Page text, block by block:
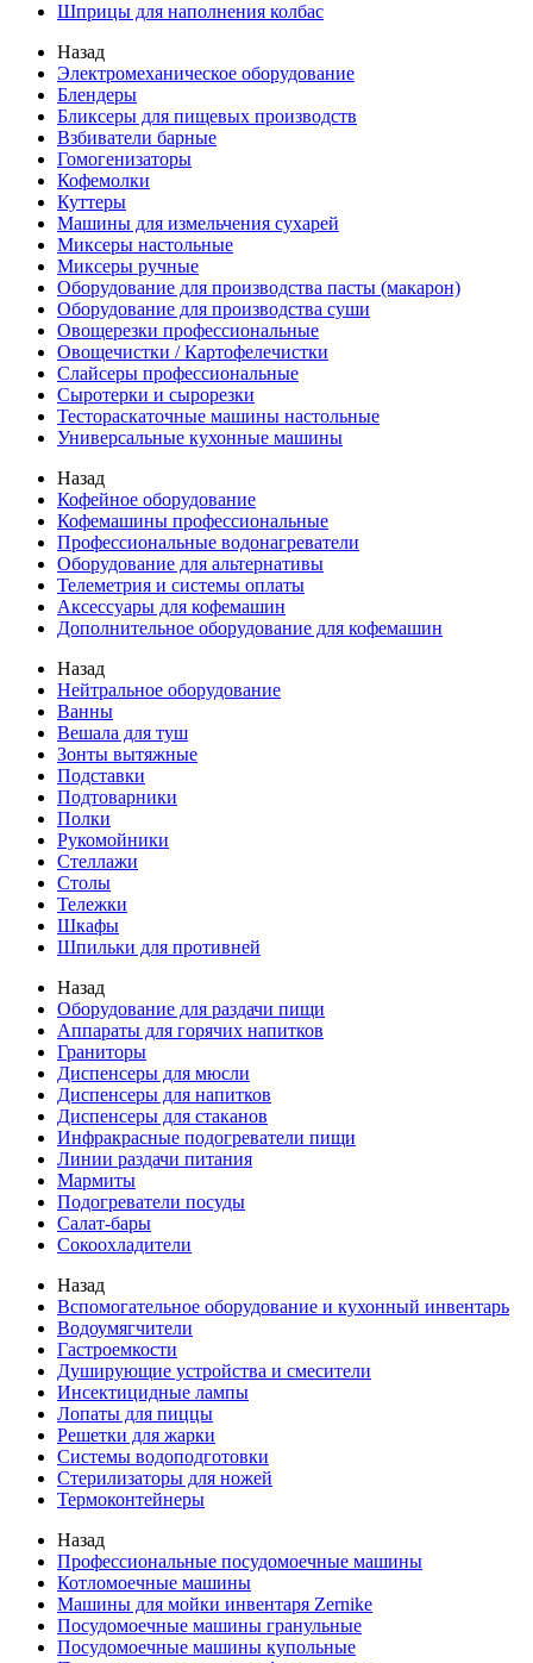
Шприцы для наполнения колбас
Назад
Электромеханическое оборудование
Блендеры
Бликсеры для пищевых производств
Взбиватели барные
Гомогенизаторы
Кофемолки
Куттеры
Машины для измельчения сухарей
Миксеры настольные
Миксеры ручные
Оборудование для производства пасты (макарон)
Оборудование для производства суши
Овощерезки профессиональные
Овощечистки / Картофелечистки
Слайсеры профессиональные
Сыротерки и сырорезки
Тестораскаточные машины настольные
Универсальные кухонные машины
Назад
Кофейное оборудование
Кофемашины профессиональные
Профессиональные водонагреватели
Оборудование для альтернативы
Телеметрия и системы оплаты
Аксессуары для кофемашин
Дополнительное оборудование для кофемашин
Назад
Нейтральное оборудование
Ванны
Вешала для туш
Зонты вытяжные
Подставки
Подтоварники
Полки
Рукомойники
Стеллажи
Столы
Тележки
Шкафы
Шпильки для противней
Назад
Оборудование для раздачи пищи
Аппараты для горячих напитков
Граниторы
Диспенсеры для мюсли
Диспенсеры для напитков
Диспенсеры для стаканов
Инфракрасные подогреватели пищи
Линии раздачи питания
Мармиты
Подогреватели посуды
Салат-бары
Сокоохладители
Назад
Вспомогательное оборудование и кухонный инвентарь
Водоумягчители
Гастроемкости
Душирующие устройства и смесители
Инсектицидные лампы
Лопаты для пиццы
Решетки для жарки
Системы водоподготовки
Стерилизаторы для ножей
Термоконтейнеры
Назад
Профессиональные посудомоечные машины
Котломоечные машины
Машины для мойки инвентаря Zernike
Посудомоечные машины гранульные
Посудомоечные машины купольные